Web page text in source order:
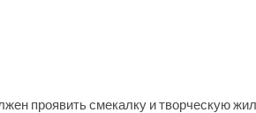
проявить смекалку и творческую